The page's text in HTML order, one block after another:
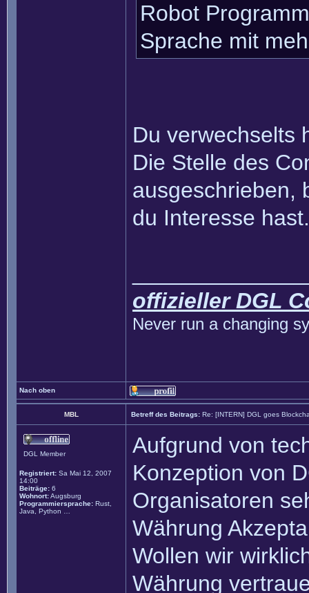
Robot
Sprache mit
Du verwechselts
Die Stelle des
ausgeschrieben,
du Interesse hast.
offizieller DGL
Never run a changing
Nach oben
MBL Betreff des Beitrags: Re: [INTERN] DGL goes
DGL Member
Registriert: Sa Mai 12, 2007
14:00
Beiträge: 6
Wohnort:Augsburg
Programmiersprache: Rust,
Java, Python …
Aufgrund von
Konzeption von
Organisatoren
Währung
Wollen wir
Währung